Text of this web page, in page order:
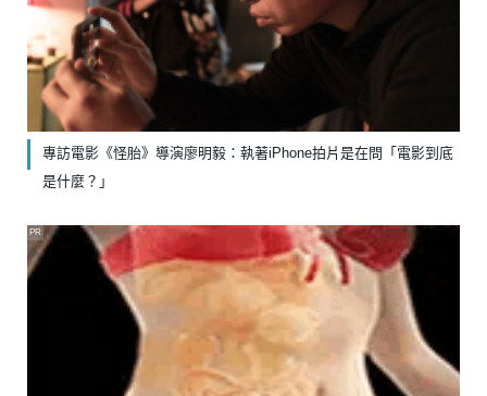
專訪電影《怪胎》導演廖明毅：執著iPhone拍片是在問「電影到底
是什麼？」
PR